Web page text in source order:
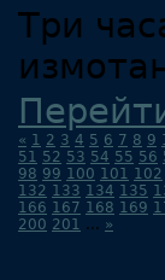
Три
« 1 2 3 4 5 6 7 8 9
51 52 53 54 55 56
98 99 100 101 102
132 133 134 135
166 167 168 169
200 201 ... »